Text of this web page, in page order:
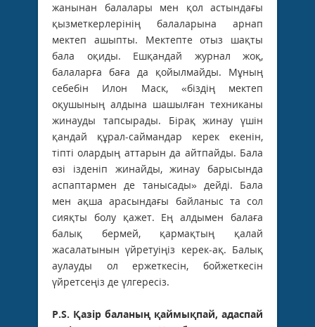
жанынан балалары мен қол астындағы
қызметкерлерінің балаларына арнап
мектеп ашыпты. Мектепте отыз шақты
бала оқиды. Ешқандай журнал жоқ,
балаларға баға да қойылмайды. Мұның
себебін Илон Маск, «біздің мектеп
оқушының алдына шашылған техниканы
жинауды тапсырады. Бірақ жинау үшін
қандай құрал-саймандар керек екенін,
тіпті олардың аттарын да айтпайды. Бала
өзі ізденіп жинайды, жинау барысында
аспаптармен де танысады» дейді. Бала
мен ақша арасындағы байланыс та сол
сияқты болу қажет. Ең алдымен балаға
балық бермей, қармақтың қалай
жасалатынын үйретуіңіз керек-ақ. Балық
аулауды ол ержеткесін, бойжеткесін
үйретсеңіз де үлгересіз.
P.S. Қазір баланың қаймықпай, адаспай